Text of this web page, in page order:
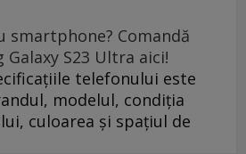
smartphone? Comandă
S23 Ultra aici!
telefonului este
modelul, condiția
culoarea și spațiul de